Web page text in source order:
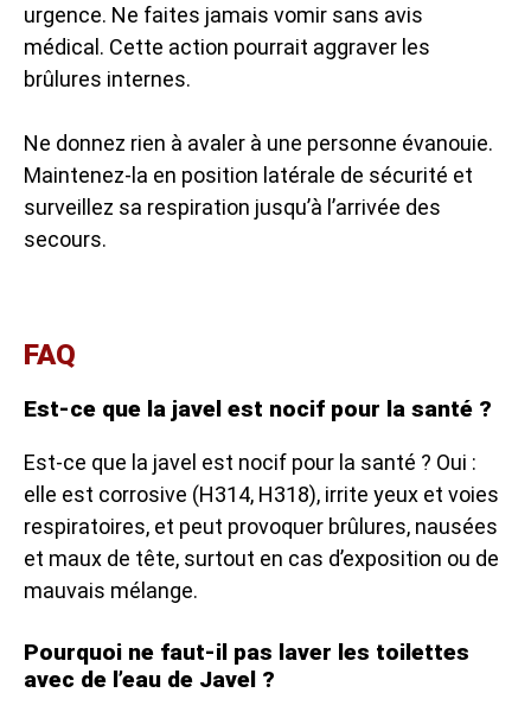
urgence. Ne faites jamais vomir sans avis
médical. Cette action pourrait aggraver les
brûlures internes.
Ne donnez rien à avaler à une personne évanouie.
Maintenez-la en position latérale de sécurité et
surveillez sa respiration jusqu’à l’arrivée des
secours.
FAQ
Est-ce que la javel est nocif pour la santé ?
Est-ce que la javel est nocif pour la santé ? Oui :
elle est corrosive (H314, H318), irrite yeux et voies
respiratoires, et peut provoquer brûlures, nausées
et maux de tête, surtout en cas d’exposition ou de
mauvais mélange.
Pourquoi ne faut-il pas laver les toilettes
avec de l’eau de Javel ?